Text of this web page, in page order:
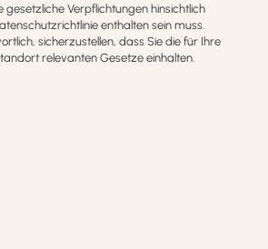
gesetzliche Verpflichtungen hinsichtlich
enthalten sein muss.
sicherzustellen, dass Sie die für Ihre
relevanten Gesetze einhalten.